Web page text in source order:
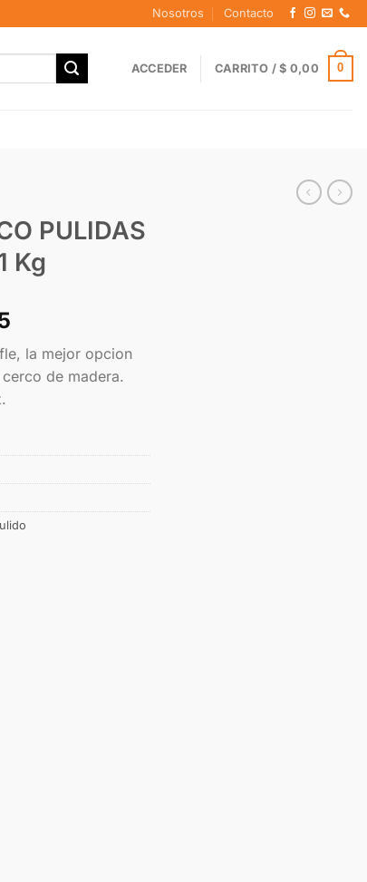
Nosotros Contacto
ACCEDER CARRITO /$ 0,00 0
PULIDAS
Kg
la mejor opcion
de madera.